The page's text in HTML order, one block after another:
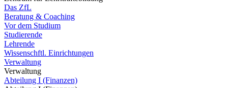
Das ZfL
Beratung & Coaching
Vor dem Studium
Studierende
Lehrende
Wissenschftl. Einrichtungen
Verwaltung
Verwaltung
Abteilung I (Finanzen)